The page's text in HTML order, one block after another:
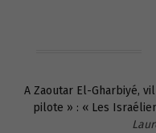
A Zaoutar El-Gharbiyé,
pilote » : « Les